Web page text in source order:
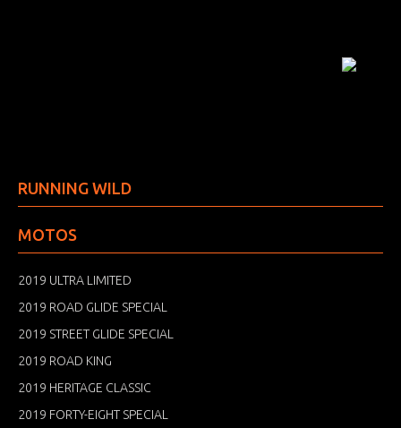
RUNNING WILD
MOTOS
2019 ULTRA LIMITED
2019 ROAD GLIDE SPECIAL
2019 STREET GLIDE SPECIAL
2019 ROAD KING
2019 HERITAGE CLASSIC
2019 FORTY-EIGHT SPECIAL